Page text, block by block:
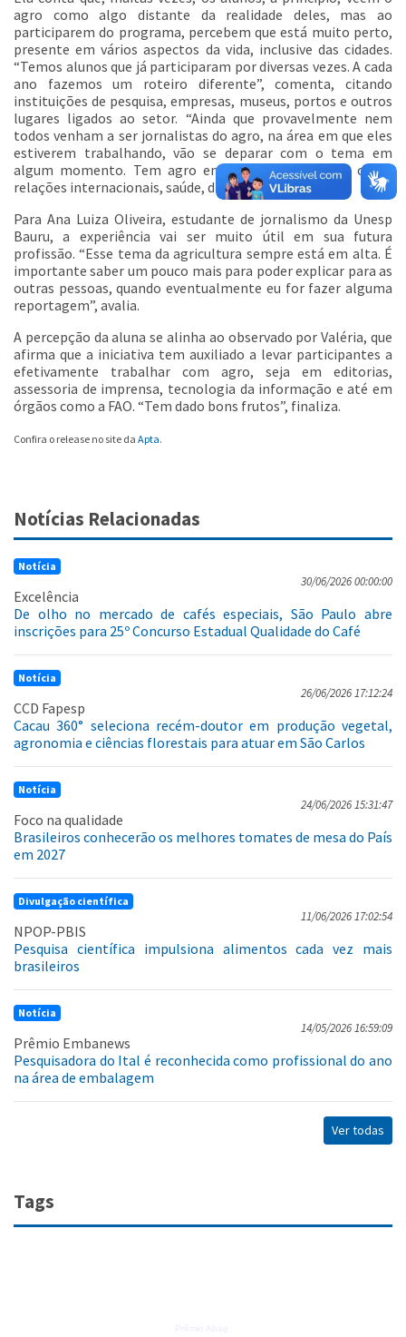
agro como algo distante da realidade deles, mas ao
participarem do programa, percebem que está muito perto,
presente em vários aspectos da vida, inclusive das cidades.
“Temos alunos que já participaram por diversas vezes. A cada
ano fazemos um roteiro diferente”, comenta, citando
instituições de pesquisa, empresas, museus, portos e outros
lugares ligados ao setor. “Ainda que provavelmente nem
todos venham a ser jornalistas do agro, na área em que eles
estiverem trabalhando, vão se deparar com o tema em
algum momento. Tem agro em todas as editorias, como
relações internacionais, saúde, direito...”, exemplifica.
Para Ana Luiza Oliveira, estudante de jornalismo da Unesp
Bauru, a experiência vai ser muito útil em sua futura
profissão. “Esse tema da agricultura sempre está em alta. É
importante saber um pouco mais para poder explicar para as
outras pessoas, quando eventualmente eu for fazer alguma
reportagem”, avalia.
A percepção da aluna se alinha ao observado por Valéria, que
afirma que a iniciativa tem auxiliado a levar participantes a
efetivamente trabalhar com agro, seja em editorias,
assessoria de imprensa, tecnologia da informação e até em
órgãos como a FAO. “Tem dado bons frutos”, finaliza.
Confira o release no site da Apta.
Notícias Relacionadas
Notícia
30/06/2026 00:00:00
Excelência
De olho no mercado de cafés especiais, São Paulo abre
inscrições para 25º Concurso Estadual Qualidade do Café
Notícia
26/06/2026 17:12:24
CCD Fapesp
Cacau 360° seleciona recém-doutor em produção vegetal,
agronomia e ciências florestais para atuar em São Carlos
Notícia
24/06/2026 15:31:47
Foco na qualidade
Brasileiros conhecerão os melhores tomates de mesa do País
em 2027
Divulgação científica
11/06/2026 17:02:54
NPOP-PBIS
Pesquisa científica impulsiona alimentos cada vez mais
brasileiros
Notícia
14/05/2026 16:59:09
Prêmio Embanews
Pesquisadora do Ital é reconhecida como profissional do ano
na área de embalagem
Ver todas
Tags